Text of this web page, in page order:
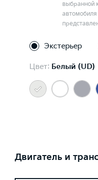
выбранной
Экстерьер
Цвет: Белый (UD)
Двигатель и